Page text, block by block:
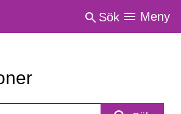
Sök Meny